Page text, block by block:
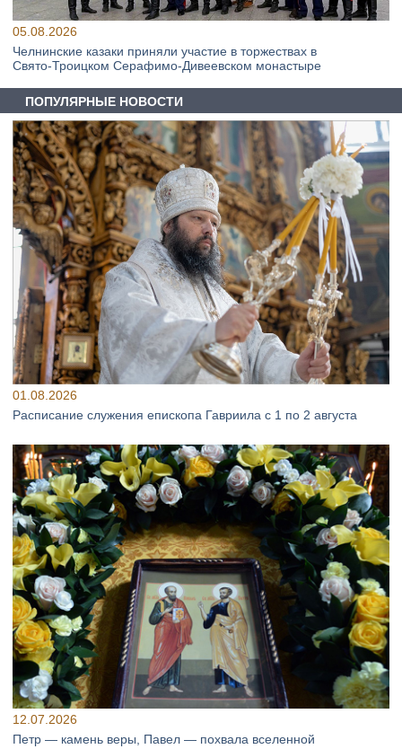
05.08.2026
Челнинские казаки приняли участие в торжествах в
Свято‑Троицком Серафимо‑Дивеевском монастыре
ПОПУЛЯРНЫЕ НОВОСТИ
01.08.2026
Расписание служения епископа Гавриила с 1 по 2 августа
12.07.2026
Петр — камень веры, Павел — похвала вселенной